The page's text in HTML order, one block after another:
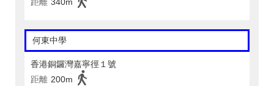
距離 340m
何東中學
香港銅鑼灣嘉寧徑１號
距離 200m